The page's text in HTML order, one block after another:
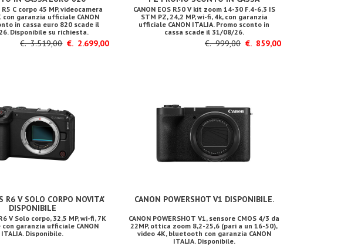
R5 C corpo 45 MP, videocamera
con garanzia ufficiale CANON
in cassa euro 820 scade il
Disponibile su richiesta.
€. 3.519,00€. 2.699,00
CANON EOS R50 V kit zoom 14-30 F.4-6,3 IS
STM PZ, 24,2 MP, wi-fi, 4k, con garanzia
ufficiale CANON ITALIA. Promo sconto in
cassa scade il 31/08/26.
€. 999,00€. 859,00
R6 V SOLO CORPO NOVITA'
DISPONIBILE
V Solo corpo, 32,5 MP, wi-fi, 7K
garanzia ufficiale CANON
ITALIA. Disponibile.
CANON POWERSHOT V1 DISPONIBILE.
CANON POWERSHOT V1, sensore CMOS 4/3 da
22MP, ottica zoom 8,2-25,6 (pari a un 16-50),
video 4K, bluetooth con garanzia CANON
ITALIA. Disponibile.